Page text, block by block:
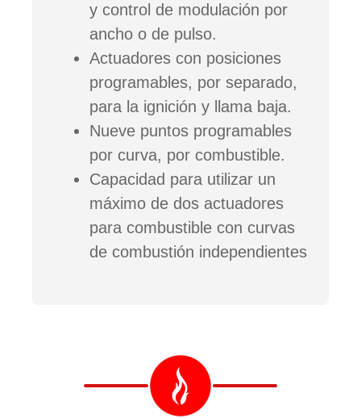
y control de modulación por
ancho o de pulso.
Actuadores con posiciones
programables, por separado,
para la ignición y llama baja.
Nueve puntos programables
por curva, por combustible.
Capacidad para utilizar un
máximo de dos actuadores
para combustible con curvas
de combustión independientes